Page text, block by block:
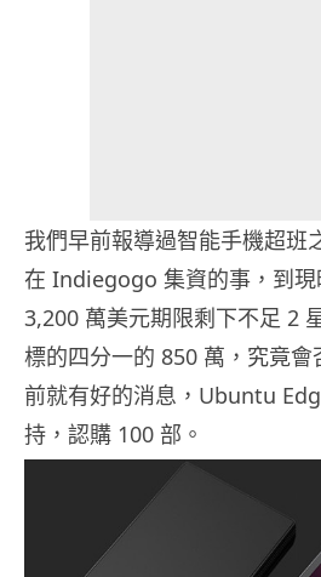
我們早前報導過智能手機超
在 Indiegogo 集資的事，到現
3,200 萬美元期限剩下不足 2
標的四分一的 850 萬，究竟
前就有好的消息，Ubuntu
持，認購 100 部。